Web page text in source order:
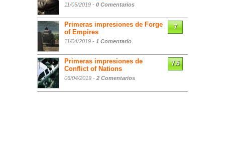
11/05/2019 - 0 Comentarios
Primeras impresiones de Forge
of Empires
11/04/2019 - 1 Comentario
7
Primeras impresiones de
Conflict of Nations
06/04/2019 - 2 Comentarios
7.5